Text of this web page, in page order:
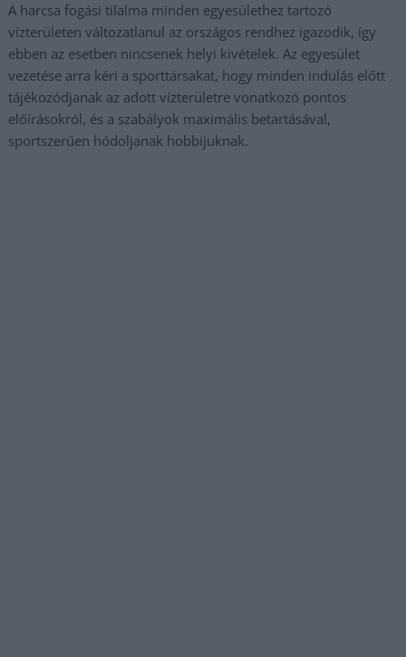
A harcsa fogási tilalma minden egyesülethez tartozó
vízterületen változatlanul az országos rendhez igazodik, így
ebben az esetben nincsenek helyi kivételek. Az egyesület
vezetése arra kéri a sporttársakat, hogy minden indulás előtt
tájékozódjanak az adott vízterületre vonatkozó pontos
előírásokról, és a szabályok maximális betartásával,
sportszerűen hódoljanak hobbijuknak.